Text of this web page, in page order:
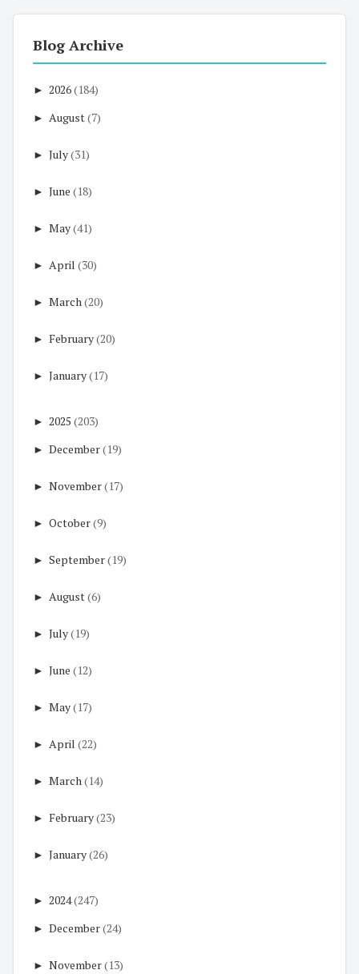
Blog Archive
► 2026(184)
► August(7)
► July(31)
► June (18)
► May(41)
► April (30)
► March(20)
► February(20)
► January(17)
► 2025 (203)
► December(19)
► November(17)
► October(9)
► September(19)
► August(6)
► July(19)
► June (12)
► May(17)
► April (22)
► March(14)
► February(23)
► January(26)
► 2024(247)
► December(24)
► November(13)